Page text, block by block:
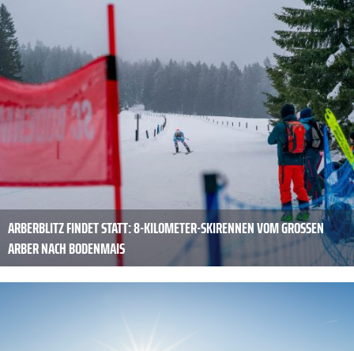
ARBERBLITZ FINDET STATT: 8-KILOMETER-SKIRENNEN VOM GROSSEN A
RBER NACH BODENMAIS